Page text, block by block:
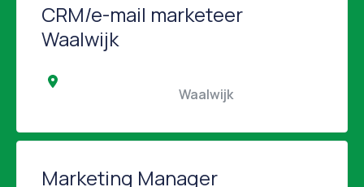
CRM/e-mail marketeer
Waalwijk
                                                Waalwijk
Marketing Manager